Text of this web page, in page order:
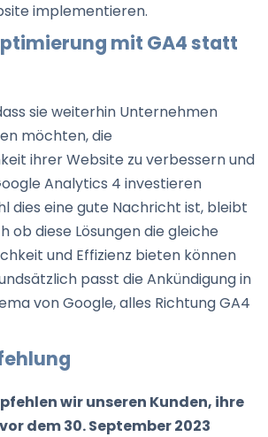
implementieren.
mit GA4 statt
sie weiterhin Unternehmen
möchten, die
ihrer Website zu verbessern und
Analytics 4 investieren
dies eine gute Nachricht ist, bleibt
ob diese Lösungen die gleiche
und Effizienz bieten können
passt die Ankündigung in
von Google, alles Richtung GA4
wir unseren Kunden, ihre
dem 30. September 2023